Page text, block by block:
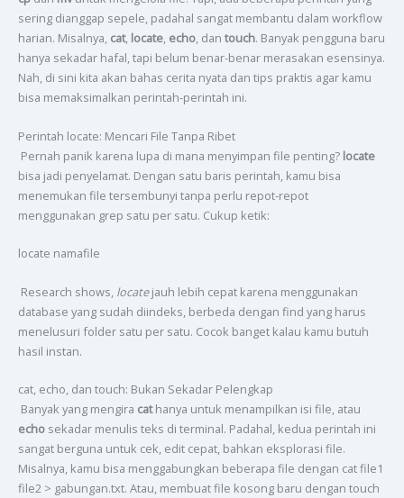
sering dianggap sepele, padahal sangat membantu dalam workflow
harian. Misalnya, cat, locate, echo, dan touch. Banyak pengguna baru
hanya sekadar hafal, tapi belum benar-benar merasakan esensinya.
Nah, di sini kita akan bahas cerita nyata dan tips praktis agar kamu
bisa memaksimalkan perintah-perintah ini.
Perintah locate: Mencari File Tanpa Ribet
Pernah panik karena lupa di mana menyimpan file penting? locate
bisa jadi penyelamat. Dengan satu baris perintah, kamu bisa
menemukan file tersembunyi tanpa perlu repot-repot
menggunakan grep satu per satu. Cukup ketik:
locate namafile
Research shows, locatejauh lebih cepat karena menggunakan
database yang sudah diindeks, berbeda dengan find yang harus
menelusuri folder satu per satu. Cocok banget kalau kamu butuh
hasil instan.
cat, echo, dan touch: Bukan Sekadar Pelengkap
Banyak yang mengira cathanya untuk menampilkan isi file, atau
echosekadar menulis teks di terminal. Padahal, kedua perintah ini
sangat berguna untuk cek, edit cepat, bahkan eksplorasi file.
Misalnya, kamu bisa menggabungkan beberapa file dengan cat file1
file2 > gabungan.txt. Atau, membuat file kosong baru dengan touch